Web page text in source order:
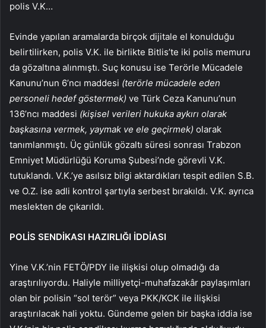
polis V.K…
Evinde yapılan aramalarda birçok dijitale el konulduğu
belirtilirken, polis V.K. ile birlikte Bitlis’te iki polis memuru
da gözaltına alınmıştı. Suç konusu ise Terörle Mücadele
Kanunu’nun 6’ncı maddesi (terörle mücadele eden
personeli hedef göstermek) ve Türk Ceza Kanunu’nun
136’ncı maddesi (kişisel verileri hukuka aykırı olarak
başkasına vermek, yaymak ve ele geçirmek) olarak
tanımlanmıştı. Üç günlük gözaltı süresi sonrası Trabzon
Emniyet Müdürlüğü Koruma Şubesi’nde görevli V.K.
tutuklandı. V.K.’ye asılsız bilgi aktardıkları tespit edilen S.B.
ve O.Z. ise adli kontrol şartıyla serbest bırakıldı. V.K. ayrıca
meslekten de çıkarıldı.
POLİS SENDİKASI HAZIRLIĞI İDDİASI
Yine V.K.’nin FETÖ/PDY ile ilişkisi olup olmadığı da
araştırılıyordu. Haliyle milliyetçi-muhafazakâr paylaşımları
olan bir polisin “sol terör” veya PKK/KCK ile ilişkisi
araştırılacak hali yoktu. Gündeme gelen bir başka iddia ise